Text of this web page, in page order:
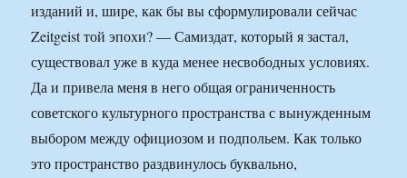
изданий и, шире, как бы вы сформулировали сейчас
Zeitgeist той эпохи? — Самиздат, который я застал,
существовал уже в куда менее несвободных условиях.
Да и привела меня в него общая ограниченность
советского культурного пространства с вынужденным
выбором между официозом и подпольем. Как только
это пространство раздвинулось буквально,